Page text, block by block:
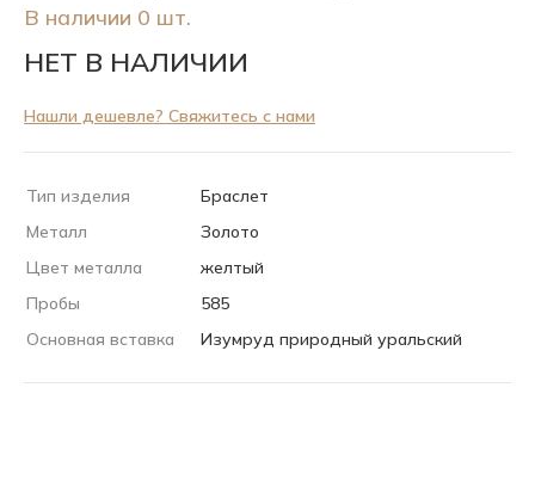
В наличии 0 шт.
НЕТ В НАЛИЧИИ
Нашли дешевле? Свяжитесь с нами
Тип изделия
Браслет
Металл
Золото
Цвет металла
желтый
Пробы
585
Основная вставка
Изумруд природный уральский